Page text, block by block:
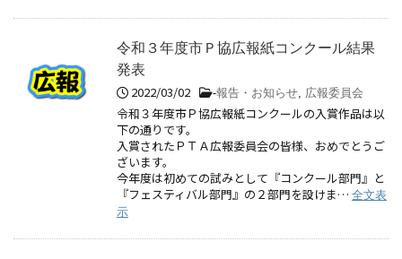
令和３年度市Ｐ協広報紙コンクール結果
発表
2022/03/02 -報告・お知らせ 広報委員会
令和３年度市Ｐ協広報紙コンクールの入賞作品は以
下の通りです。
入賞されたＰＴＡ広報委員会の皆様、おめでとうご
ざいます。
今年度は初めての試みとして『コンクール部門』と
『フェスティバル部門』の２部門を設けま… 全文表
示